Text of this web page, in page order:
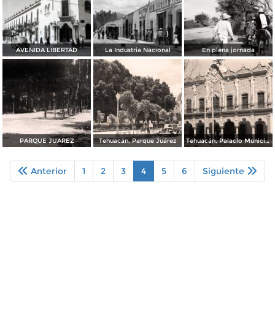
AVENIDA LIBERTAD La Industria Nacional En plena jornada
PARQUE JUAREZ Tehuacán, Parque Juárez Tehuacán, Palacio Municipal
Anterior 1 2 3 4 5 6 Siguiente